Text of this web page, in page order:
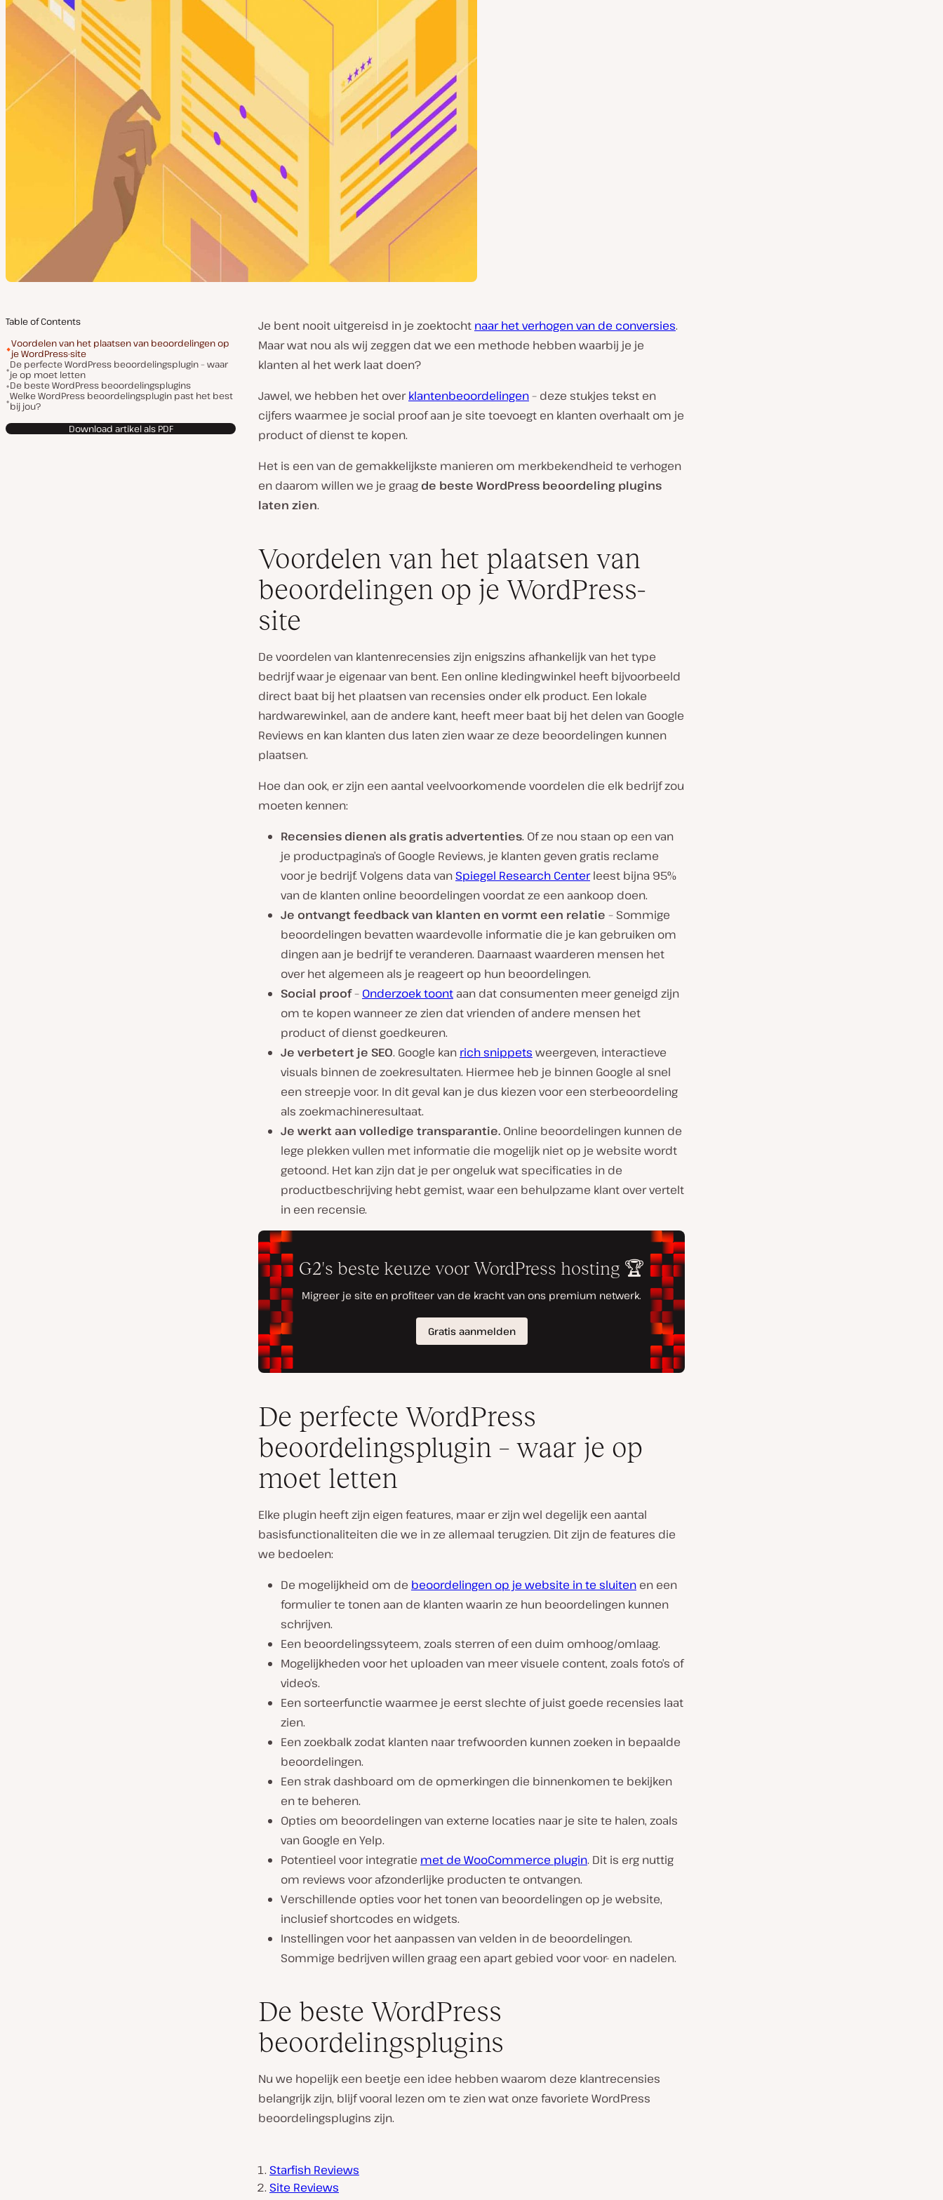
Table of Contents
Voordelen van het plaatsen van beoordelingen op
je WordPress-site
De perfecte WordPress beoordelingsplugin – waar
je op moet letten
De beste WordPress beoordelingsplugins
Welke WordPress beoordelingsplugin past het best
bij jou?
Download artikel als PDF
Je bent nooit uitgereisd in je zoektocht naar het verhogen van de conversies.
Maar wat nou als wij zeggen dat we een methode hebben waarbij je je
klanten al het werk laat doen?
Jawel, we hebben het overklantenbeoordelingen– deze stukjes tekst en
cijfers waarmee je social proof aan je site toevoegt en klanten overhaalt om je
product of dienst te kopen.
Het is een van de gemakkelijkste manieren om merkbekendheid te verhogen
en daarom willen we je graag de beste WordPress beoordeling plugins
laten zien.
Voordelen van het plaatsen van
beoordelingen op je WordPress-
site
De voordelen van klantenrecensies zijn enigszins afhankelijk van het type
bedrijf waar je eigenaar van bent. Een online kledingwinkel heeft bijvoorbeeld
direct baat bij het plaatsen van recensies onder elk product. Een lokale
hardwarewinkel, aan de andere kant, heeft meer baat bij het delen van Google
Reviews en kan klanten dus laten zien waar ze deze beoordelingen kunnen
plaatsen.
Hoe dan ook, er zijn een aantal veelvoorkomende voordelen die elk bedrijf zou
moeten kennen:
Recensies dienen als gratis advertenties. Of ze nou staan op een van
je productpagina’s of Google Reviews, je klanten geven gratis reclame
voor je bedrijf. Volgens data van Spiegel Research Centerleest bijna 95%
van de klanten online beoordelingen voordat ze een aankoop doen.
Je ontvangt feedback van klanten en vormt een relatie – Sommige
beoordelingen bevatten waardevolle informatie die je kan gebruiken om
dingen aan je bedrijf te veranderen. Daarnaast waarderen mensen het
over het algemeen als je reageert op hun beoordelingen.
Social proof– Onderzoek toont aan dat consumenten meer geneigd zijn
om te kopen wanneer ze zien dat vrienden of andere mensen het
product of dienst goedkeuren.
Je verbetert je SEO. Google kan rich snippets weergeven, interactieve
visuals binnen de zoekresultaten. Hiermee heb je binnen Google al snel
een streepje voor. In dit geval kan je dus kiezen voor een sterbeoordeling
als zoekmachineresultaat.
Je werkt aan volledige transparantie. Online beoordelingen kunnen de
lege plekken vullen met informatie die mogelijk niet op je website wordt
getoond. Het kan zijn dat je per ongeluk wat specificaties in de
productbeschrijving hebt gemist, waar een behulpzame klant over vertelt
in een recensie.
De perfecte WordPress
beoordelingsplugin – waar je op
moet letten
Elke plugin heeft zijn eigen features, maar er zijn wel degelijk een aantal
basisfunctionaliteiten die we in ze allemaal terugzien. Dit zijn de features die
we bedoelen:
De mogelijkheid om de beoordelingen op je website in te sluiten en een
formulier te tonen aan de klanten waarin ze hun beoordelingen kunnen
schrijven.
Een beoordelingssyteem, zoals sterren of een duim omhoog/omlaag.
Mogelijkheden voor het uploaden van meer visuele content, zoals foto’s of
video’s.
Een sorteerfunctie waarmee je eerst slechte of juist goede recensies laat
zien.
Een zoekbalk zodat klanten naar trefwoorden kunnen zoeken in bepaalde
beoordelingen.
Een strak dashboard om de opmerkingen die binnenkomen te bekijken
en te beheren.
Opties om beoordelingen van externe locaties naar je site te halen, zoals
van Google en Yelp.
Potentieel voor integratie met de WooCommerce plugin. Dit is erg nuttig
om reviews voor afzonderlijke producten te ontvangen.
Verschillende opties voor het tonen van beoordelingen op je website,
inclusief shortcodes en widgets.
Instellingen voor het aanpassen van velden in de beoordelingen.
Sommige bedrijven willen graag een apart gebied voor voor- en nadelen.
De beste WordPress
beoordelingsplugins
Nu we hopelijk een beetje een idee hebben waarom deze klantrecensies
belangrijk zijn, blijf vooral lezen om te zien wat onze favoriete WordPress
beoordelingsplugins zijn.
Starfish Reviews
Site Reviews